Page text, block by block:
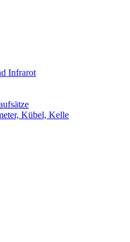
Infrarot
Kübel, Kelle